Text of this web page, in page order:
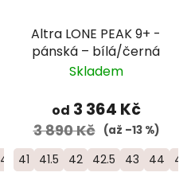
40 40.5 42 42.5
Altra LONE PEAK 9+ -
pánská – bílá/černá
Skladem
od 3 364 Kč
3 890 Kč (až –13 %)
41 41.5 42 42.5 43 44